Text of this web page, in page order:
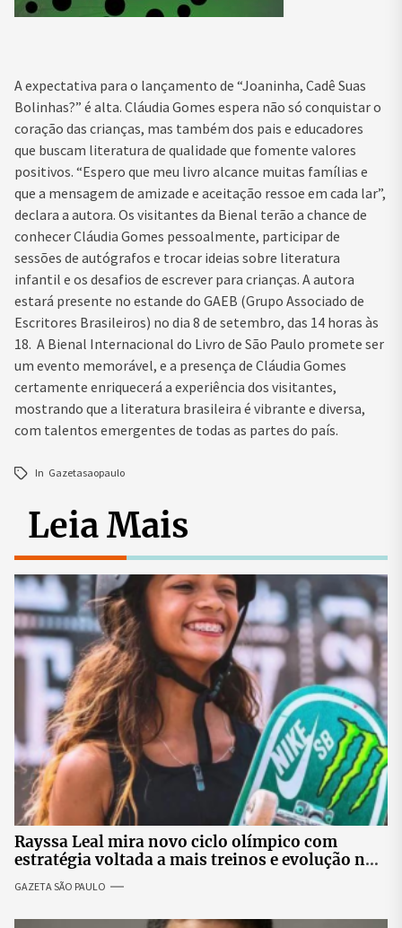
A expectativa para o lançamento de “Joaninha, Cadê Suas
Bolinhas?” é alta. Cláudia Gomes espera não só conquistar o
coração das crianças, mas também dos pais e educadores
que buscam literatura de qualidade que fomente valores
positivos. “Espero que meu livro alcance muitas famílias e
que a mensagem de amizade e aceitação ressoe em cada lar”,
declara a autora. Os visitantes da Bienal terão a chance de
conhecer Cláudia Gomes pessoalmente, participar de
sessões de autógrafos e trocar ideias sobre literatura
infantil e os desafios de escrever para crianças. A autora
estará presente no estande do GAEB (Grupo Associado de
Escritores Brasileiros) no dia 8 de setembro, das 14 horas às
18. A Bienal Internacional do Livro de São Paulo promete ser
um evento memorável, e a presença de Cláudia Gomes
certamente enriquecerá a experiência dos visitantes,
mostrando que a literatura brasileira é vibrante e diversa,
com talentos emergentes de todas as partes do país.
In Gazetasaopaulo
Leia Mais
Rayssa Leal mira novo ciclo olímpico com
estratégia voltada a mais treinos e evolução no
GAZETA SÃO PAULO